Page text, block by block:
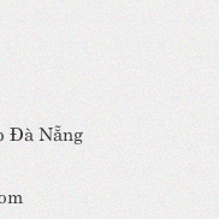
Đà Nẵng